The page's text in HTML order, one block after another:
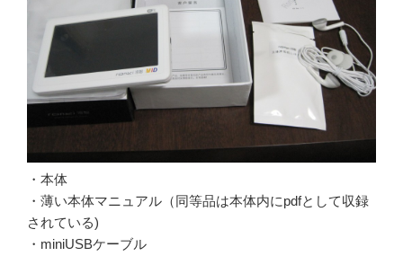
・本体
・薄い本体マニュアル（同等品は本体内にpdfとして収録
されている)
・miniUSBケーブル